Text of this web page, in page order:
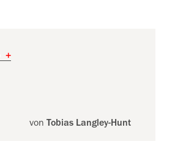
+
von Tobias Langley-Hunt